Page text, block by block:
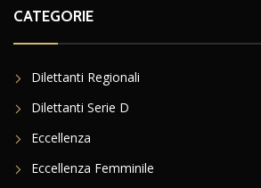
CATEGORIE
Dilettanti Regionali
Dilettanti Serie D
Eccellenza
Eccellenza Femminile